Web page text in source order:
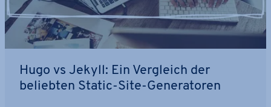
Hugo vs Jekyll: Ein Vergleich der
beliebten Static-Site-Ge­ne­ra­to­ren